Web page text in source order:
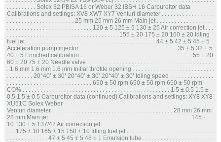
. . . . . . . . . . Solex 32 PBISA 16 or Weber 32 IBSH 16 Carburettor data
Calibrations and settings: XV8 XW7 XY7 Venturi diameter . . . . . . . . . . . . . . . . . .
. . . . . . . . . . . . . . . . . . . . . . . 25 mm 25 mm 26 mm Main jet . . . . . . . . . . . . . . . . . . .
. . . . . . . . . . . . . . . . . . . . . . . . . . . . . 120 ± 5 125 ± 5 130 ± 25 Air correction jet . . .
. . . . . . . . . . . . . . . . . . . . . . . . . . . . . . . . . . . . . . 155 ± 20 175 ± 20 160 ± 20 Idling
fuel jet . . . . . . . . . . . . . . . . . . . . . . . . . . . . . . . . . . . . . . . . . . . . 44 ± 5 42 ± 5 45 ± 5
Acceleration pump injector . . . . . . . . . . . . . . . . . . . . . . . . . . . . . . . . . 35 ± 5 32 ± 5
40 ± 5 Enriched calibration . . . . . . . . . . . . . . . . . . . . . . . . . . . . . . . . . . . . . . 55 ± 20
60 ± 20 75 ± 20 Needle valve . . . . . . . . . . . . . . . . . . . . . . . . . . . . . . . . . . . . . . . . . . .
. 1.6 mm 1.6 mm 1.6 mm Initial throttle opening . . . . . . . . . . . . . . . . . . . . . . . . . . . .
. . . . . . . . . 20°40’ ± 30’ 20°40’ ± 30’ 20°40’ ± 30’ Idling speed . . . . . . . . . . . . . . .
. . . . . . . . . . . . . . . . . . . . . . . . . . . . . 650 ± 50 rpm 650 ± 50 rpm 650 ± 50 rpm
CO% . . . . . . . . . . . . . . . . . . . . . . . . . . . . . . . . . . . . . . . . . . . . . . . . . . 1.5 ± 0.5 1.5 ±
0.5 1.5 ± 0.5 Carburettor data (continued) Calibrations and settings: XY8 XY8
XU51C Solex Weber
Venturi diameter . . . . . . . . . . . . . . . . . . . . . . . . . . . . . . . . . . . . . . . . . 28 mm 26 mm
28 mm Main jet . . . . . . . . . . . . . . . . . . . . . . . . . . . . . . . . . . . . . . . . . . . . . . . . 145 ±
10 130 ± 5 137/42 Air correction jet . . . . . . . . . . . . . . . . . . . . . . . . . . . . . . . . . . . . . .
. . . 175 ± 10 165 ± 15 150 ± 10 Idling fuel jet . . . . . . . . . . . . . . . . . . . . . . . . . . . . . .
. . . . . . . . . . . . . . 47 ± 5 45 ± 5 48 ± 1 Emulsion tube . . . . . . . . . . . . . . . . . . . . . . . .